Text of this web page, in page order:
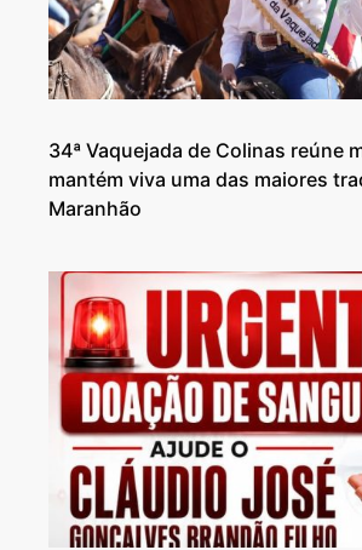
34ª Vaquejada de Colinas reúne
mantém viva uma das maiores
Maranhão